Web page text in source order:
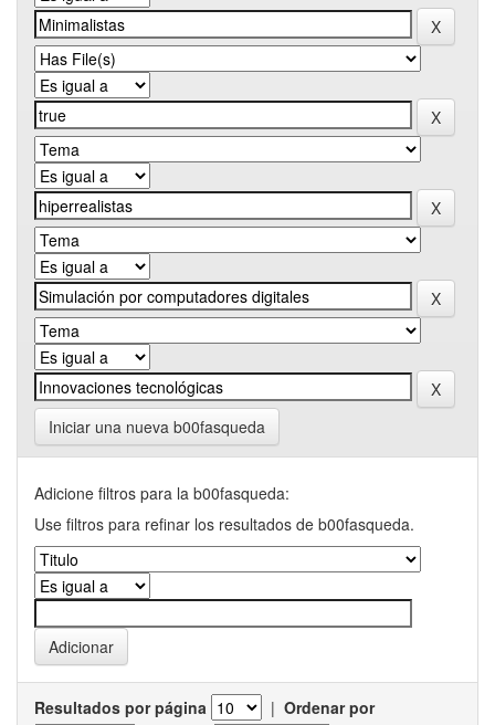
Iniciar una nueva b00fasqueda
Adicione filtros para la b00fasqueda:
Use filtros para refinar los resultados de b00fasqueda.
Resultados por página | Ordenar por